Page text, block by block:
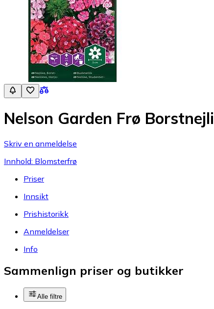
Nelson Garden Frø
Skriv en anmeldelse
Innhold: Blomsterfrø
Priser
Innsikt
Prishistorikk
Anmeldelser
Info
Sammenlign priser og butikker
Alle filtre